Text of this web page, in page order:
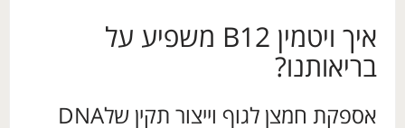
איך ויטמין B12 משפיע על
בריאותנו?
אספקת חמצן לגוף וייצור תקין שלDNA